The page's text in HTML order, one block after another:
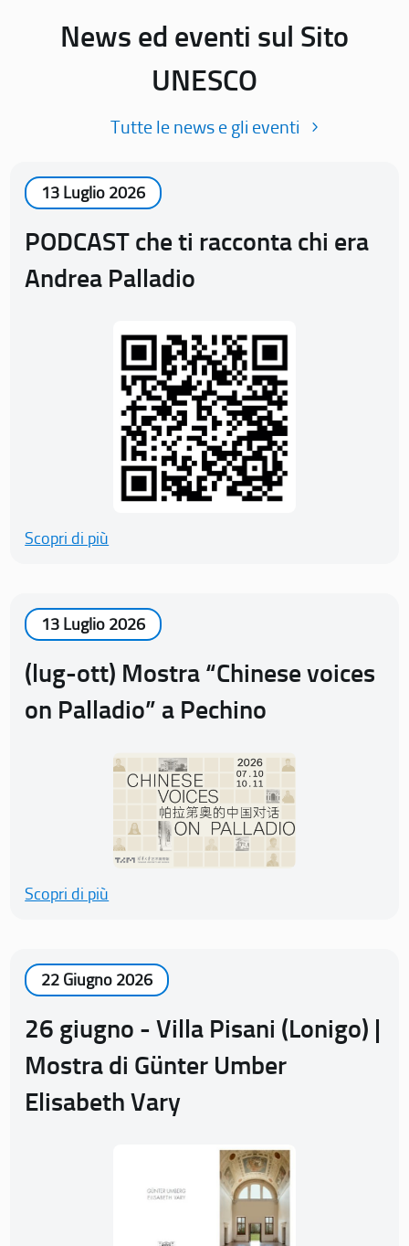
News ed eventi sul Sito
UNESCO
Tutte le news e gli eventi
13 Luglio 2026
PODCAST che ti racconta chi era
Andrea Palladio
Scopri di più
13 Luglio 2026
(lug-ott) Mostra “Chinese voices
on Palladio” a Pechino
Scopri di più
22 Giugno 2026
26 giugno - Villa Pisani (Lonigo) |
Mostra di Günter Umber
Elisabeth Vary